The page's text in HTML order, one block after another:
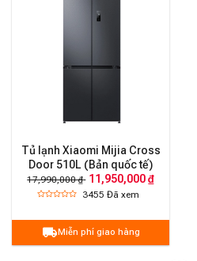
Tủ lạnh Xiaomi Mijia Cross
Door 510L (Bản quốc tế)
17,990,000 ₫ 11,950,000 ₫
3455 Đã xem
Miễn phí giao hàng